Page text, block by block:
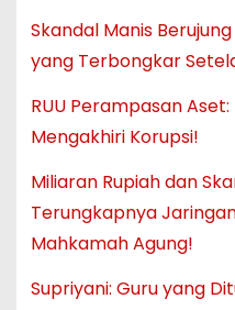
Skandal Manis
yang Terbongkar
RUU Perampasan
Mengakhiri Korupsi!
Miliaran Rupiah dan
Terungkapnya
Mahkamah Agung!
Supriyani: Guru yang